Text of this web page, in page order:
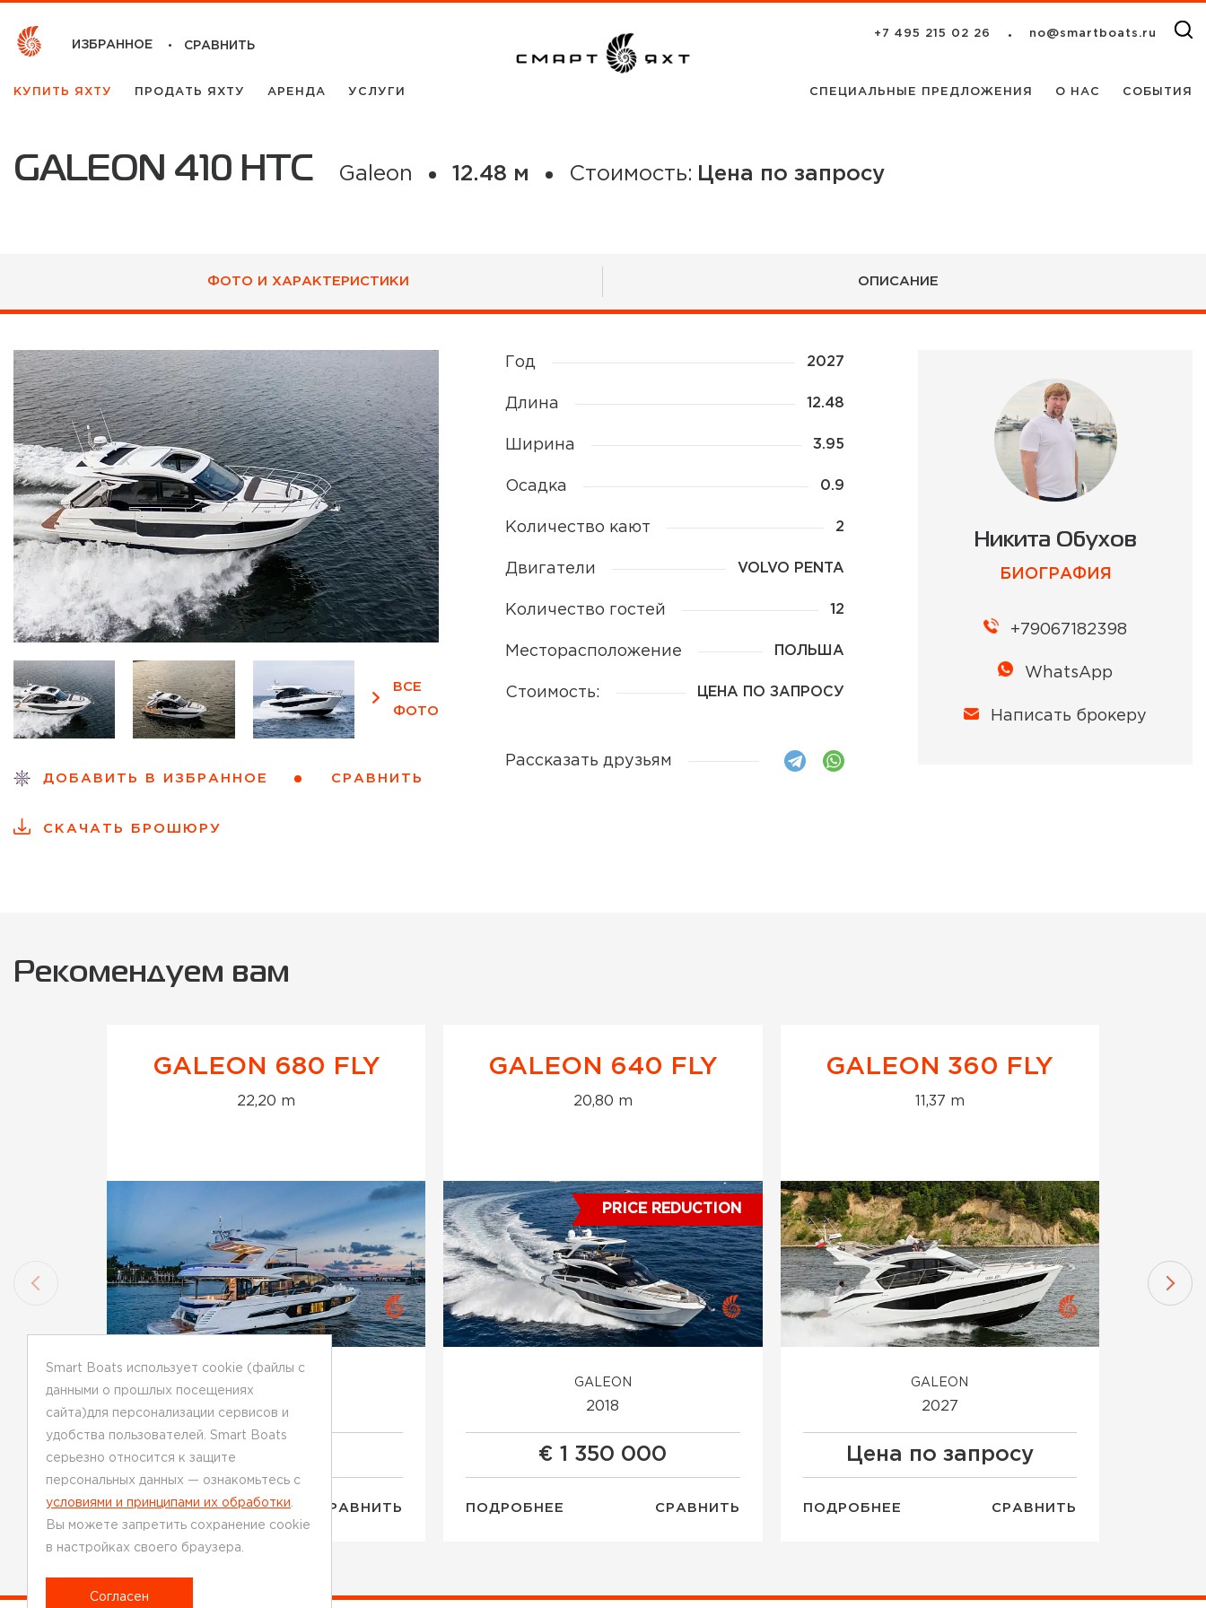
ИЗБРАННОЕ СРАВНИТЬ
КУПИТЬ ЯХТУ ПРОДАТЬ ЯХТУ АРЕНДА УСЛУГИ
+7 495 215 02 26 no@smartboats.ru
СПЕЦИАЛЬНЫЕ ПРЕДЛОЖЕНИЯ О НАС СОБЫТИЯ
GALEON 410 HTC Galeon 12.48 м Стоимость: Цена по запросу
ФОТО И ХАРАКТЕРИСТИКИ ОПИСАНИЕ
ВСЕ
ФОТО
ДОБАВИТЬ В ИЗБРАННОЕ СРАВНИТЬ
СКАЧАТЬ БРОШЮРУ
Год 2027
Длина 12.48
Ширина 3.95
Осадка 0.9
Количество кают 2
Двигатели VOLVO PENTA
Количество гостей 12
Месторасположение ПОЛЬША
Стоимость: ЦЕНА ПО ЗАПРОСУ
Рассказать друзьям
Никита Обухов
БИОГРАФИЯ
+79067182398
WhatsApp
Написать брокеру
Рекомендуем вам
GALEON 680 FLY
22,20 m
€ 1 890 000
ПОДРОБНЕЕ СРАВНИТЬ
GALEON 640 FLY
20,80 m
PRICE REDUCTION
GALEON
2018
€ 1 350 000
ПОДРОБНЕЕ СРАВНИТЬ
GALEON 360 FLY
11,37 m
GALEON
2027
Цена по запросу
ПОДРОБНЕЕ СРАВНИТЬ
Smart Boats использует cookie (файлы с
данными о прошлых посещениях
сайта)для персонализации сервисов и
удобства пользователей. Smart Boats
серьезно относится к защите
персональных данных — ознакомьтесь с
условиями и принципами их обработки
Вы можете запретить сохранение cookie
в настройках своего браузера.
Согласен